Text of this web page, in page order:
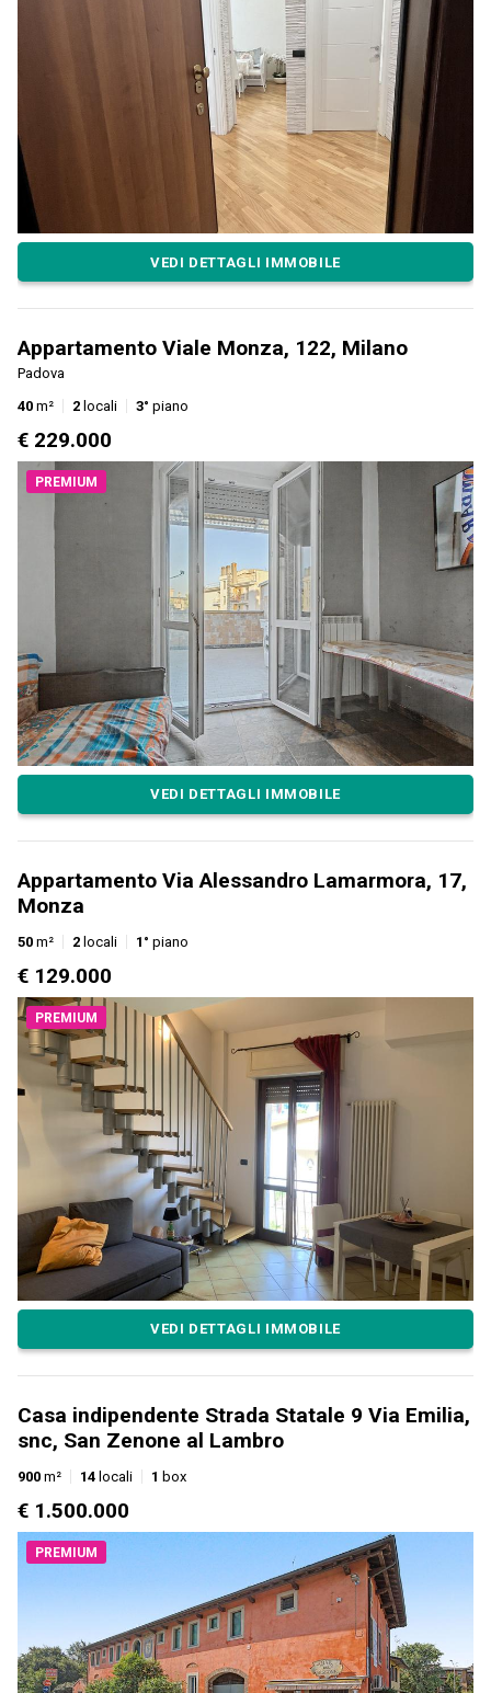
VEDI DETTAGLI IMMOBILE
Appartamento Viale Monza, 122, Milano
Padova
40 m² 2 locali 3° piano
€ 229.000
PREMIUM
VEDI DETTAGLI IMMOBILE
Appartamento Via Alessandro Lamarmora, 17,
Monza
50 m² 2 locali 1° piano
€ 129.000
PREMIUM
VEDI DETTAGLI IMMOBILE
Casa indipendente Strada Statale 9 Via Emilia,
snc, San Zenone al Lambro
900 m² 14 locali 1 box
€ 1.500.000
PREMIUM